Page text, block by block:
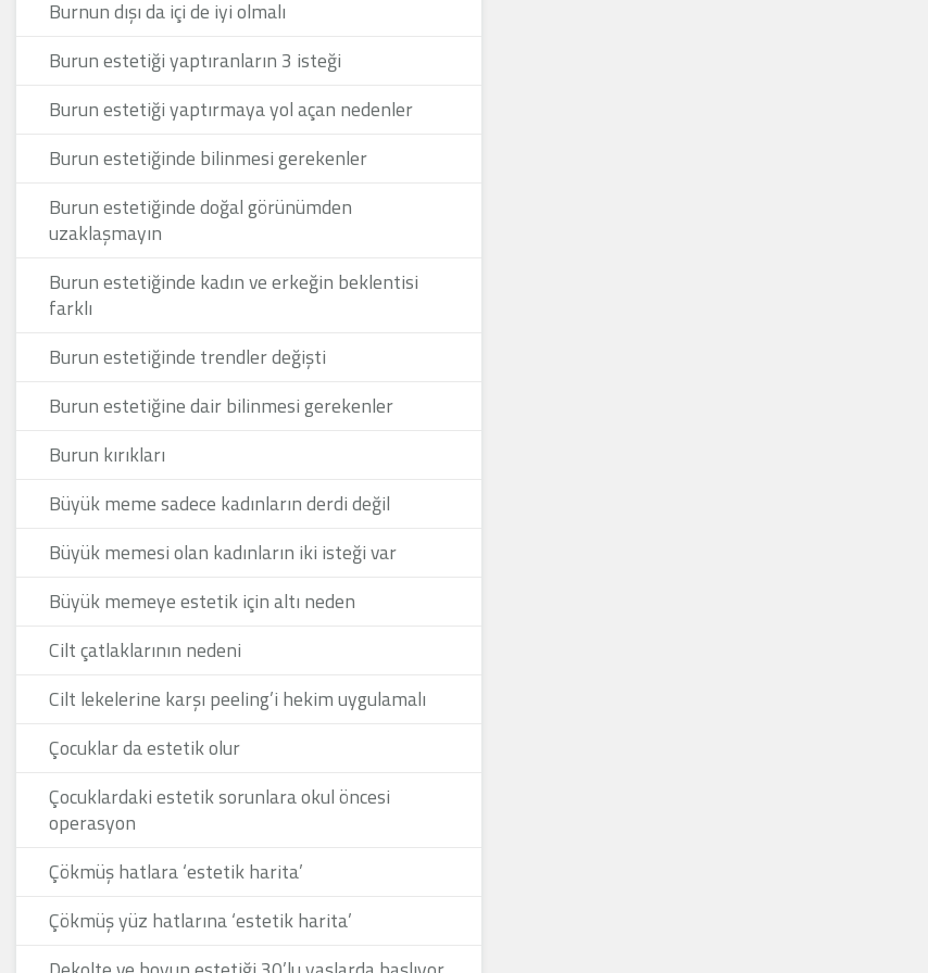
Burnun dışı da içi de iyi olmalı
Burun estetiği yaptıranların 3 isteği
Burun estetiği yaptırmaya yol açan nedenler
Burun estetiğinde bilinmesi gerekenler
Burun estetiğinde doğal görünümden
uzaklaşmayın
Burun estetiğinde kadın ve erkeğin beklentisi
farklı
Burun estetiğinde trendler değişti
Burun estetiğine dair bilinmesi gerekenler
Burun kırıkları
Büyük meme sadece kadınların derdi değil
Büyük memesi olan kadınların iki isteği var
Büyük memeye estetik için altı neden
Cilt çatlaklarının nedeni
Cilt lekelerine karşı peeling’i hekim uygulamalı
Çocuklar da estetik olur
Çocuklardaki estetik sorunlara okul öncesi
operasyon
Çökmüş hatlara ‘estetik harita’
Çökmüş yüz hatlarına ‘estetik harita’